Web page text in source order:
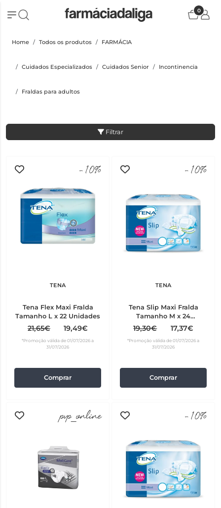
0
Home Todos os produtos FARMÁCIA
Cuidados Especializados Cuidados Senior Incontinencia
Fraldas para adultos
Filtrar
-10%
TENA
Tena Flex Maxi Fralda
Tamanho L x 22 Unidades
21,65€ 19,49€
*Promoção válida de 01/07/2026 a
31/07/2026
Comprar
-10%
TENA
Tena Slip Maxi Fralda
Tamanho M x 24
Unidades
19,30€ 17,37€
*Promoção válida de 01/07/2026 a
31/07/2026
Comprar
pvp_online -10%